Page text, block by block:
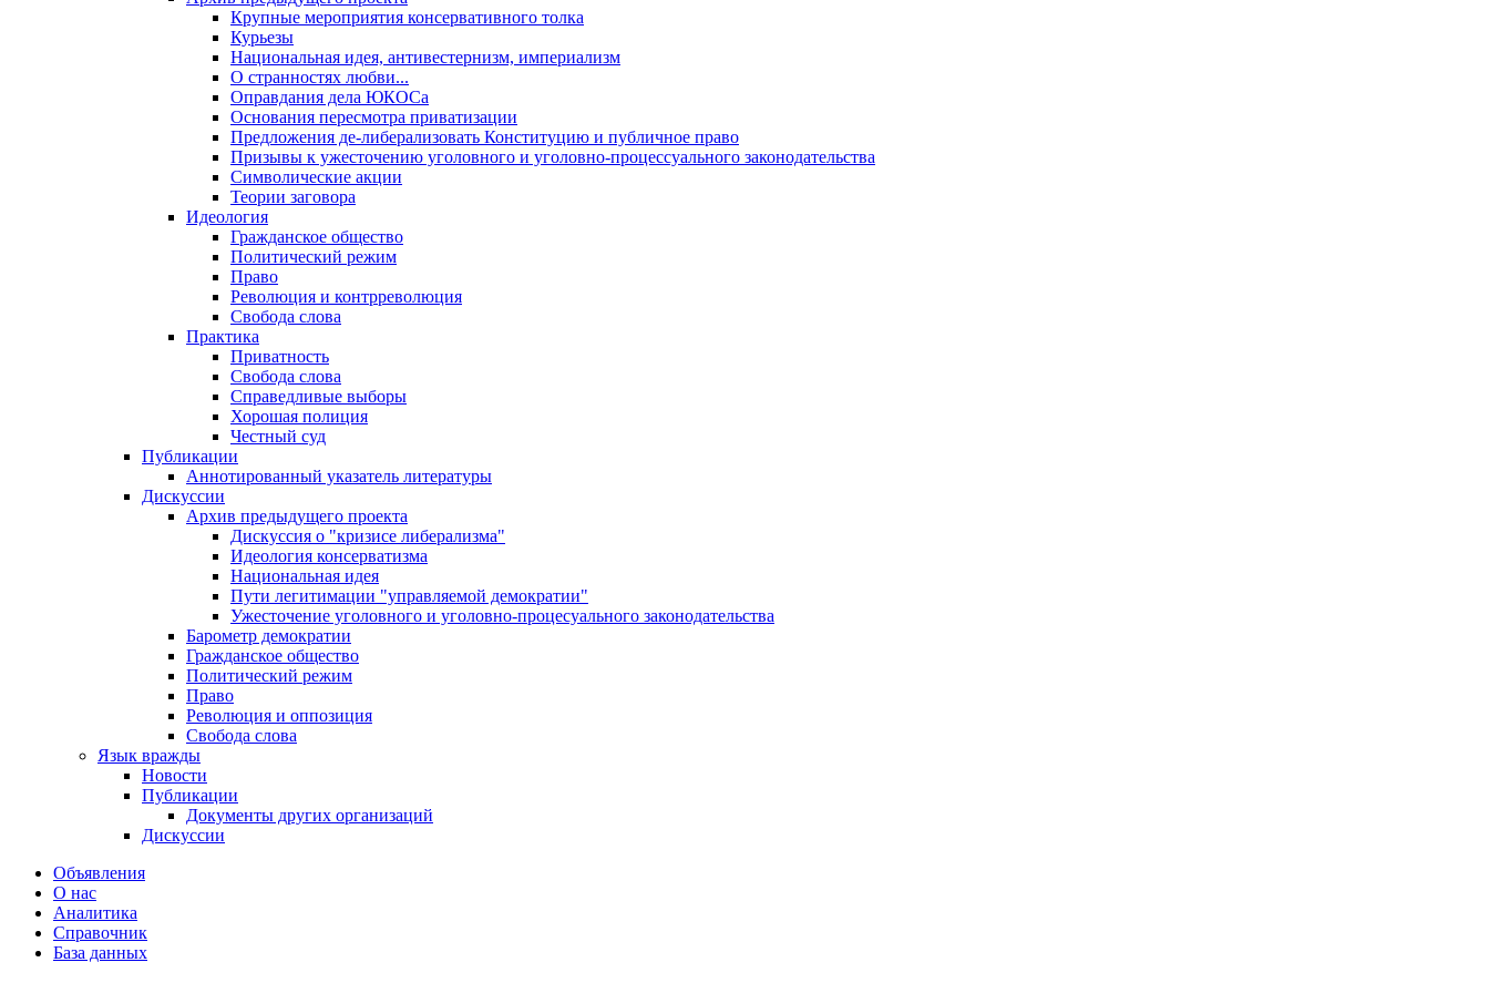
Крупные мероприятия консервативного толка
Курьезы
Национальная идея, антивестернизм, империализм
О странностях любви...
Оправдания дела ЮКОСа
Основания пересмотра приватизации
Предложения де-либерализовать Конституцию и публичное право
Призывы к ужесточению уголовного и уголовно-процессуального законодательства
Символические акции
Теории заговора
Идеология
Гражданское общество
Политический режим
Право
Революция и контрреволюция
Свобода слова
Практика
Приватность
Свобода слова
Справедливые выборы
Хорошая полиция
Честный суд
Публикации
Аннотированный указатель литературы
Дискуссии
Архив предыдущего проекта
Дискуссия о "кризисе либерализма"
Идеология консерватизма
Национальная идея
Пути легитимации "управляемой демократии"
Ужесточение уголовного и уголовно-процесуального законодательства
Барометр демократии
Гражданское общество
Политический режим
Право
Революция и оппозиция
Свобода слова
Язык вражды
Новости
Публикации
Документы других организаций
Дискуссии
Объявления
О нас
Аналитика
Справочник
База данных